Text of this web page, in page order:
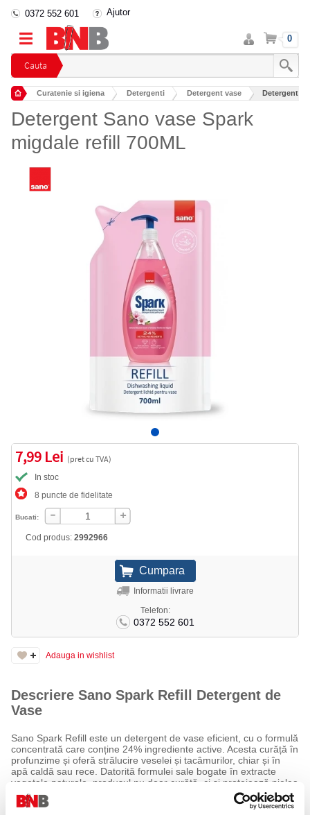
Cauta
0372 552 601 Ajutor
Intra
in
cont
Cos 0
Curatenie si igiena Detergenti Detergent vase Detergent
Detergent Sano vase Spark
migdale refill 700ML
7,99 Lei (pret cu TVA)
In stoc
8 puncte de fidelitate
Bucati:
Cod produs: 2992966
Informatii livrare
Telefon:
0372 552 601
Adauga in wishlist
Descriere Sano Spark Refill Detergent de
Vase
Sano Spark Refill este un detergent de vase eficient, cu o formulă
concentrată care conține 24% ingrediente active. Acesta curăță în
profunzime și oferă strălucire veselei și tacâmurilor, chiar și în
apă caldă sau rece. Datorită formulei sale bogate în extracte
vegetale naturale, produsul nu doar curăță, ci și protejează pielea
sensibilă a mâinilor.